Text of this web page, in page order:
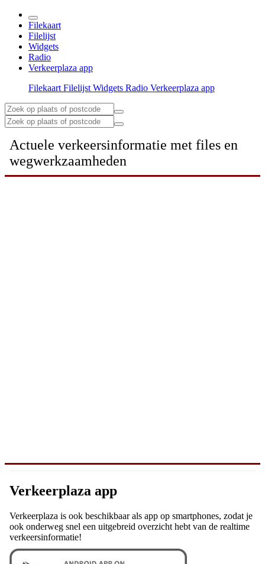
Filekaart
Filelijst
Widgets
Radio
Verkeerplaza app
Filekaart Filelijst Widgets Radio Verkeerplaza app
Actuele verkeersinformatie met files en
wegwerkzaamheden
Verkeerplaza app
Verkeerplaza is ook beschikbaar als app op smartphones, zodat je
ook onderweg snel een uitgebreid overzicht hebt van de realtime
verkeersinformatie!